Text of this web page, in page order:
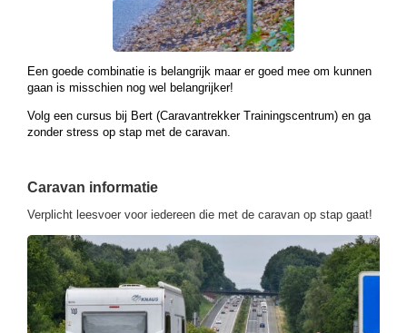
Een goede combinatie is belangrijk maar er goed mee om kunnen
gaan is misschien nog wel belangrijker!
Volg een cursus bij Bert (Caravantrekker Trainingscentrum) en ga
zonder stress op stap met de caravan.
Caravan informatie
Verplicht leesvoer voor iedereen die met de caravan op stap gaat!